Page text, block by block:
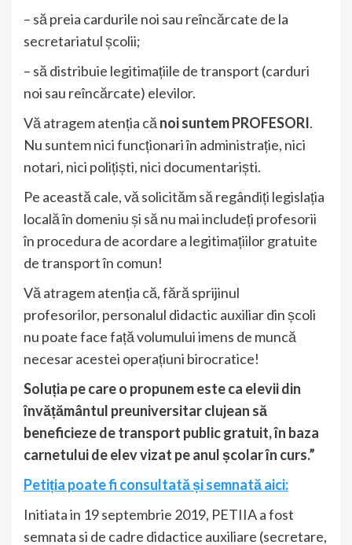
– să preia cardurile noi sau reîncărcate de la
secretariatul școlii;
– să distribuie legitimațiile de transport (carduri
noi sau reîncărcate) elevilor.
Vă atragem atenția că noi suntem PROFESORI.
Nu suntem nici funcționari în administrație, nici
notari, nici polițiști, nici documentariști.
Pe această cale, vă solicităm să regândiți legislația
locală în domeniu și să nu mai includeți profesorii
în procedura de acordare a legitimațiilor gratuite
de transport în comun!
Vă atragem atenția că, fără sprijinul
profesorilor, personalul didactic auxiliar din școli
nu poate face față volumului imens de muncă
necesar acestei operațiuni birocratice!
Soluția pe care o propunem este ca elevii din
învățământul preuniversitar clujean să
beneficieze de transport public gratuit, în baza
carnetului de elev vizat pe anul școlar în curs.”
Petiția poate fi consultată și semnată aici:
Initiata in 19 septembrie 2019, PETIIA a fost
semnata si de cadre didactice auxiliare (secretare,